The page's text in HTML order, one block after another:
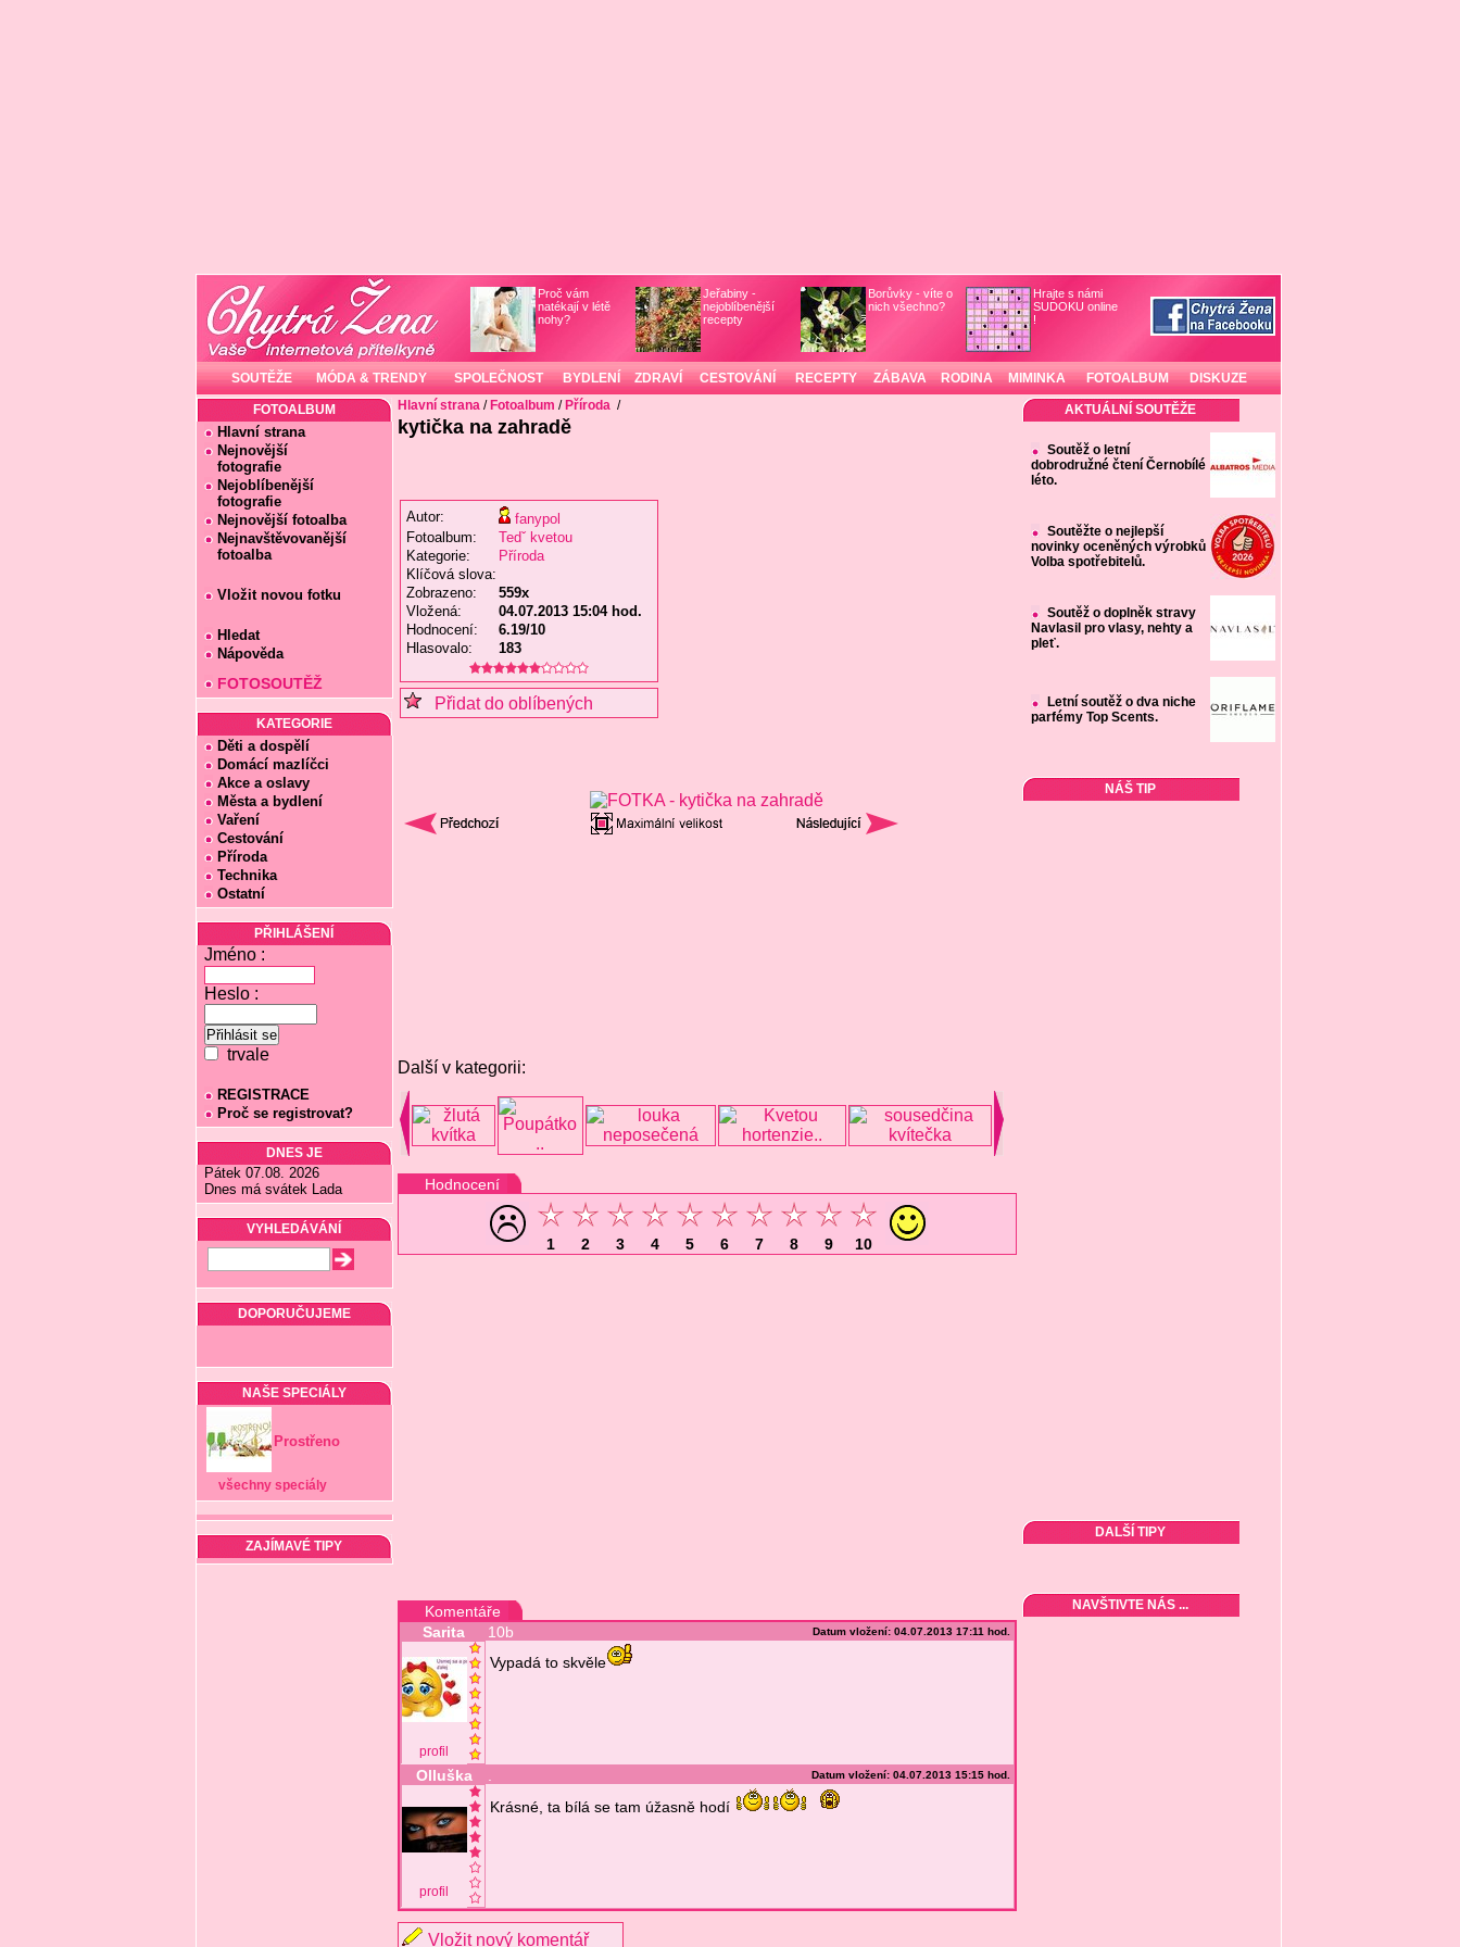
Proč vám
natékají v létě
nohy?
Jeřabiny -
nejoblíbenější
recepty
Borůvky - víte o
nich všechno?
Hrajte s námi
SUDOKU online
!
SOUTĚŽE MÓDA & TRENDY SPOLEČNOST BYDLENÍ ZDRAVÍ CESTOVÁNÍ RECEPTY ZÁBAVA RODINA MIMINKA FOTOALBUM DISKUZE
FOTOALBUM
Hlavní strana
Nejnovější
fotografie
Nejoblíbenější
fotografie
Nejnovější fotoalba
Nejnavštěvovanější
fotoalba
Vložit novou fotku
Hledat
Nápověda
FOTOSOUTĚŽ
KATEGORIE
Děti a dospělí
Domácí mazlíčci
Akce a oslavy
Města a bydlení
Vaření
Cestování
Příroda
Technika
Ostatní
PŘIHLÁŠENÍ
Jméno :
Heslo :
trvale
REGISTRACE
Proč se registrovat?
DNES JE
Pátek 07.08. 2026
Dnes má svátek Lada
VYHLEDÁVÁNÍ
DOPORUČUJEME
NAŠE SPECIÁLY
Prostřeno
všechny speciály
ZAJÍMAVÉ TIPY
Hlavní strana/ Fotoalbum / Příroda /
kytička na zahradě
Autor:
fanypol
Fotoalbum:
Tedˇ kvetou
Kategorie:
Příroda
Klíčová slova:
Zobrazeno:
559x
Vložená:
04.07.2013 15:04 hod.
Hodnocení:
6.19/10
Hlasovalo:
183
Přidat do oblíbených
Další v kategorii:
Hodnocení
1 2 3 4 5 6 7 8 9 10
Komentáře
Sarita
10b Datum vložení: 04.07.2013 17:11 hod.
profil
Vypadá to skvěle
Olluška Datum vložení: 04.07.2013 15:15 hod.
profil
Krásné, ta bílá se tam úžasně hodí
Vložit nový komentář
AKTUÁLNÍ SOUTĚŽE
Soutěž o letní
dobrodružné čtení Černobílé
léto.
Soutěžte o nejlepší
novinky oceněných výrobků
Volba spotřebitelů.
Soutěž o doplněk stravy
Navlasil pro vlasy, nehty a
pleť.
Letní soutěž o dva niche
parfémy Top Scents.
NÁŠ TIP
DALŠÍ TIPY
NAVŠTIVTE NÁS ...